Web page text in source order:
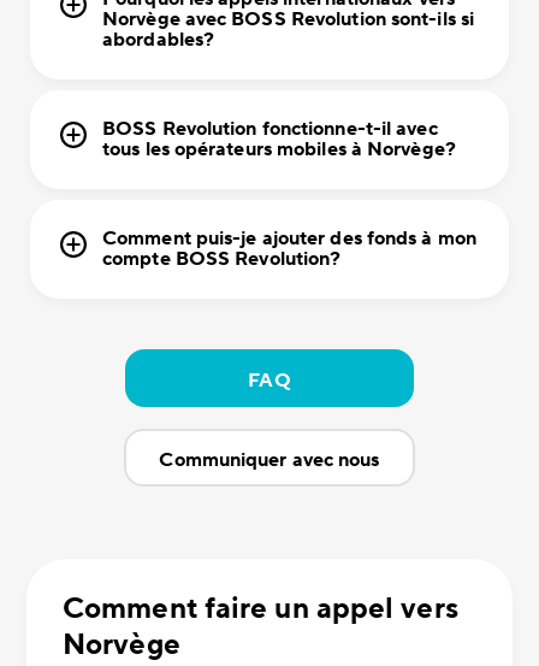
Norvège avec BOSS Revolution sont-ils si
abordables?
BOSS Revolution fonctionne-t-il avec
tous les opérateurs mobiles à Norvège?
Comment puis-je ajouter des fonds à mon
compte BOSS Revolution?
FAQ
Communiquer avec nous
Comment faire un appel vers
Norvège